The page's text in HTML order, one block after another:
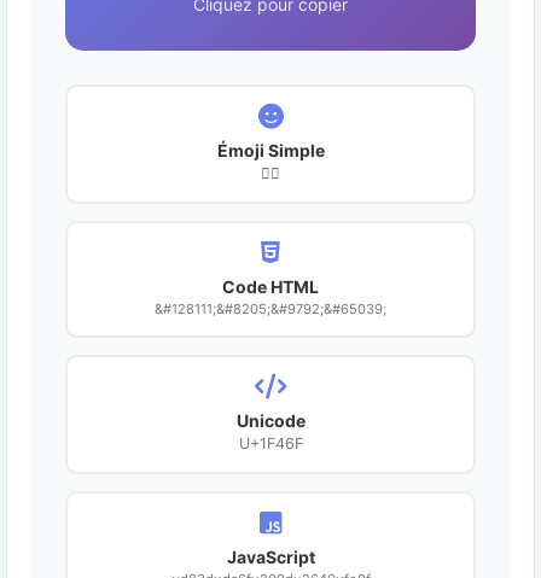
Cliquez pour copier
Émoji Simple
👯‍♀️
Code HTML
&#128111;&#8205;&#9792;&#65039;
Unicode
U+1F46F
JavaScript